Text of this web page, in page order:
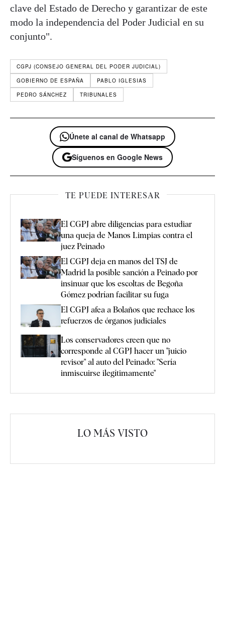
clave del Estado de Derecho y garantizar de este
modo la independencia del Poder Judicial en su
conjunto".
CGPJ (CONSEJO GENERAL DEL PODER JUDICIAL)
GOBIERNO DE ESPAÑA
PABLO IGLESIAS
PEDRO SÁNCHEZ
TRIBUNALES
Únete al canal de Whatsapp
Síguenos en Google News
TE PUEDE INTERESAR
El CGPJ abre diligencias para estudiar
una queja de Manos Limpias contra el
juez Peinado
El CGPJ deja en manos del TSJ de
Madrid la posible sanción a Peinado por
insinuar que los escoltas de Begoña
Gómez podrían facilitar su fuga
El CGPJ afea a Bolaños que rechace los
refuerzos de órganos judiciales
Los conservadores creen que no
corresponde al CGPJ hacer un "juicio
revisor" al auto del Peinado: "Sería
inmiscuirse ilegítimamente"
LO MÁS VISTO